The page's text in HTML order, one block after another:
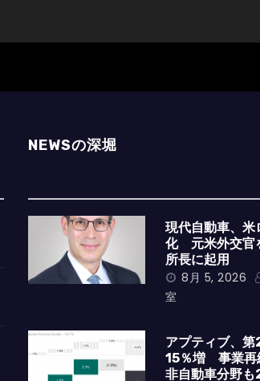
NEWSの深堀
現代自動車、米
化 元米外交官
所長に起用
8月 5, 2026
室
アプティブ、
15％増 事業再
非自動車分野